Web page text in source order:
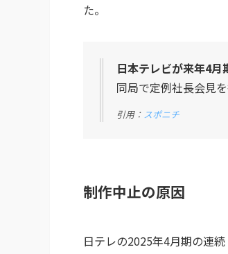
た。
日本テレビが来年4
同局で定例社長会見
引用： スポニチ
制作中止の原因
日テレの2025年4月期の連